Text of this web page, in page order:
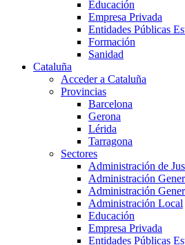
Educación
Empresa Privada
Entidades Públicas
Formación
Sanidad
Cataluña
Acceder a Cataluña
Provincias
Barcelona
Gerona
Lérida
Tarragona
Sectores
Administración de
Administración
Administración
Administración Local
Educación
Empresa Privada
Entidades Públicas